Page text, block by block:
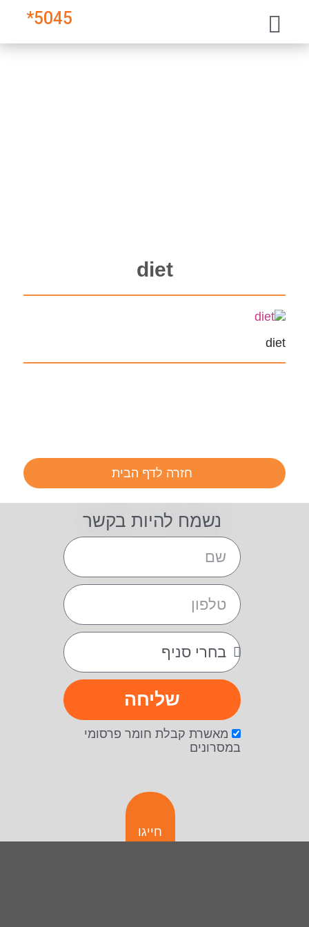
5045
*
diet
diet
חזרה לדף הבית
נשמח להיות בקשר
מאשרת קבלת חומר פרסומי
במסרונים
שליחה
חייגו